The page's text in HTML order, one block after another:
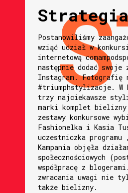
Strategia
Postanowiliśmy
wziąć udział w
internetową
następnie dodać
Instagram. Fotografię
#triumphstylizacje. W
trzy najciekawsze
marki komplet
zestawy konkursowe
Fashionelka i Kasia
uczestniczka programu
Kampania objęła
społecznościowych
współpracę z
zwracania uwagi nie
także bielizny.